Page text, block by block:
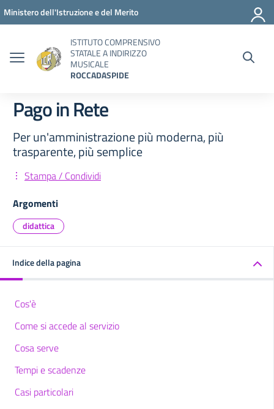
Vai ai contenuti
Vai al menu di navigazione
Vai al footer
Ministero dell'Istruzione e del Merito
ISTITUTO COMPRENSIVO
STATALE A INDIRIZZO
MUSICALE
ROCCADASPIDE
Pago in Rete
Per un'amministrazione più moderna, più
trasparente, più semplice
Stampa / Condividi
Argomenti
didattica
Indice della pagina
Cos'è
Come si accede al servizio
Cosa serve
Tempi e scadenze
Casi particolari